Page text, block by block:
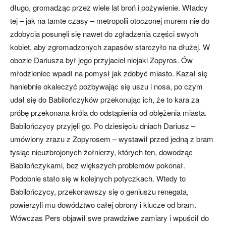
długo, gromadząc przez wiele lat broń i pożywienie. Władcy
tej – jak na tamte czasy – metropolii otoczonej murem nie do
zdobycia posunęli się nawet do zgładzenia części swych
kobiet, aby zgromadzonych zapasów starczyło na dłużej. W
obozie Dariusza był jego przyjaciel niejaki Zopyros. Ów
młodzieniec wpadł na pomysł jak zdobyć miasto. Kazał się
haniebnie okaleczyć pozbywając się uszu i nosa, po czym
udał się do Babilończyków przekonując ich, że to kara za
próbę przekonana króla do odstąpienia od oblężenia miasta.
Babilończycy przyjęli go. Po dziesięciu dniach Dariusz –
umówiony zrazu z Zopyrosem – wystawił przed jedną z bram
tysiąc nieuzbrojonych żołnierzy, których ten, dowodząc
Babilończykami, bez większych problemów pokonał.
Podobnie stało się w kolejnych potyczkach. Wtedy to
Babilończycy, przekonawszy się o geniuszu renegata,
powierzyli mu dowództwo całej obrony i klucze od bram.
Wówczas Pers objawił swe prawdziwe zamiary i wpuścił do